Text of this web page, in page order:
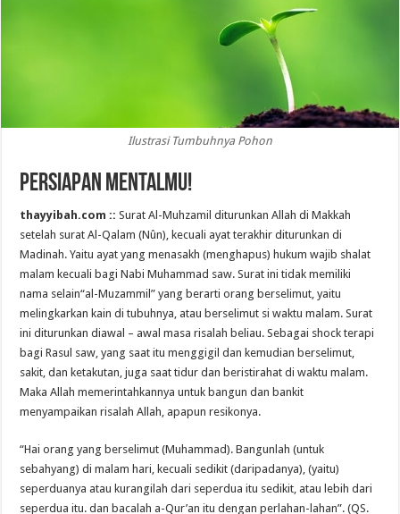
Ilustrasi Tumbuhnya Pohon
Persiapan Mentalmu!
thayyibah.com ::Surat Al-Muhzamil diturunkan Allah di Makkah
setelah surat Al-Qalam (Nûn), kecuali ayat terakhir diturunkan di
Madinah. Yaitu ayat yang menasakh (menghapus) hukum wajib shalat
malam kecuali bagi Nabi Muhammad saw. Surat ini tidak memiliki
nama selain“al-Muzammil” yang berarti orang berselimut, yaitu
melingkarkan kain di tubuhnya, atau berselimut si waktu malam. Surat
ini diturunkan diawal – awal masa risalah beliau. Sebagai shock terapi
bagi Rasul saw, yang saat itu menggigil dan kemudian berselimut,
sakit, dan ketakutan, juga saat tidur dan beristirahat di waktu malam.
Maka Allah memerintahkannya untuk bangun dan bankit
menyampaikan risalah Allah, apapun resikonya.
“Hai orang yang berselimut (Muhammad). Bangunlah (untuk
sebahyang) di malam hari, kecuali sedikit (daripadanya), (yaitu)
seperduanya atau kurangilah dari seperdua itu sedikit, atau lebih dari
seperdua itu. dan bacalah a-Qur’an itu dengan perlahan-lahan”. (QS.